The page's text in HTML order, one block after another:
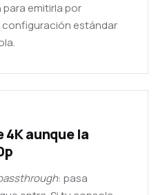
para emitirla por
configuración estándar
aunque la
: pasa